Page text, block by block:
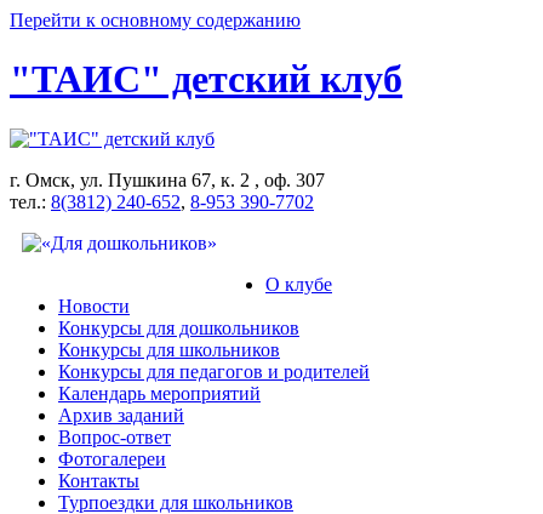
Перейти к основному содержанию
"ТАИС" детский клуб
г. Омск, ул. Пушкина 67, к. 2 , оф. 307
тел.: 8(3812) 240-652, 8-953 390-7702
О клубе
Новости
Конкурсы для дошкольников
Конкурсы для школьников
Конкурсы для педагогов и родителей
Календарь мероприятий
Архив заданий
Вопрос-ответ
Фотогалереи
Контакты
Турпоездки для школьников